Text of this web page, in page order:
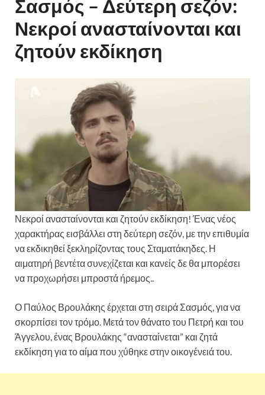
Σασμός – Δεύτερη σεζόν:
Νεκροί ανασταίνονται και
ζητούν εκδίκηση
Νεκροί ανασταίνονται και ζητούν εκδίκηση! Ένας νέος
χαρακτήρας εισβάλλει στη δεύτερη σεζόν, με την επιθυμία
να εκδικηθεί ξεκληρίζοντας τους Σταματάκηδες. Η
αιματηρή βεντέτα συνεχίζεται και κανείς δε θα μπορέσει
να προχωρήσει μπροστά ήρεμος..
Ο Παύλος Βρουλάκης έρχεται στη σειρά Σασμός, για να
σκορπίσει τον τρόμο. Μετά τον θάνατο του Πετρή και του
Άγγελου, ένας Βρουλάκης “ανασταίνεται” και ζητά
εκδίκηση για το αίμα που χύθηκε στην οικογένειά του.